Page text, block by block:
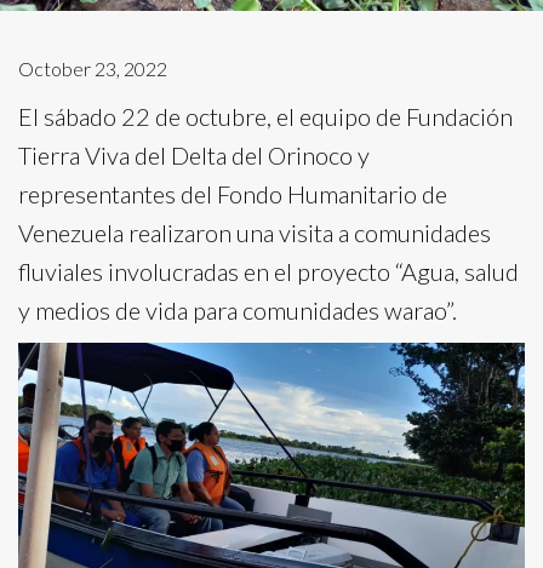
October 23, 2022
El sábado 22 de octubre, el equipo de Fundación
Tierra Viva del Delta del Orinoco y
representantes del Fondo Humanitario de
Venezuela realizaron una visita a comunidades
fluviales involucradas en el proyecto “Agua, salud
y medios de vida para comunidades warao”.